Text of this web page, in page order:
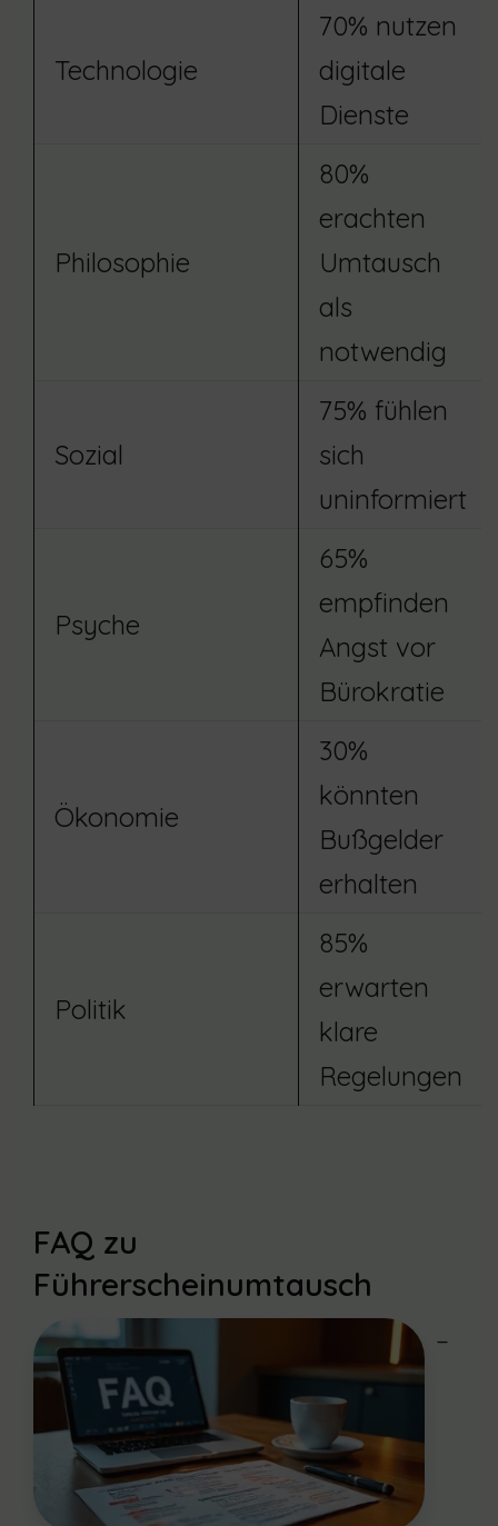
Technologie
70% nutzen
digitale
Dienste
Philosophie
80%
erachten
Umtausch
als
notwendig
Sozial
75% fühlen
sich
uninformiert
Psyche
65%
empfinden
Angst vor
Bürokratie
Ökonomie
30%
könnten
Bußgelder
erhalten
Politik
85%
erwarten
klare
Regelungen
FAQ zu
Führerscheinumtausch
–